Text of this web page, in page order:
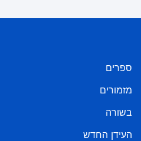
ספרים
מזמורים
בשורה
העידן החדש